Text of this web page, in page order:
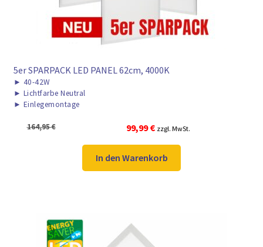
5er SPARPACK LED PANEL 62cm, 4000K
► 40-42W
► Lichtfarbe Neutral
► Einlegemontage
164,95€
Ursprünglicher
Preis
war:
164,95 €
99,99€Aktueller
Preis
ist:
99,99 €.
zzgl. MwSt.
In den Warenkorb